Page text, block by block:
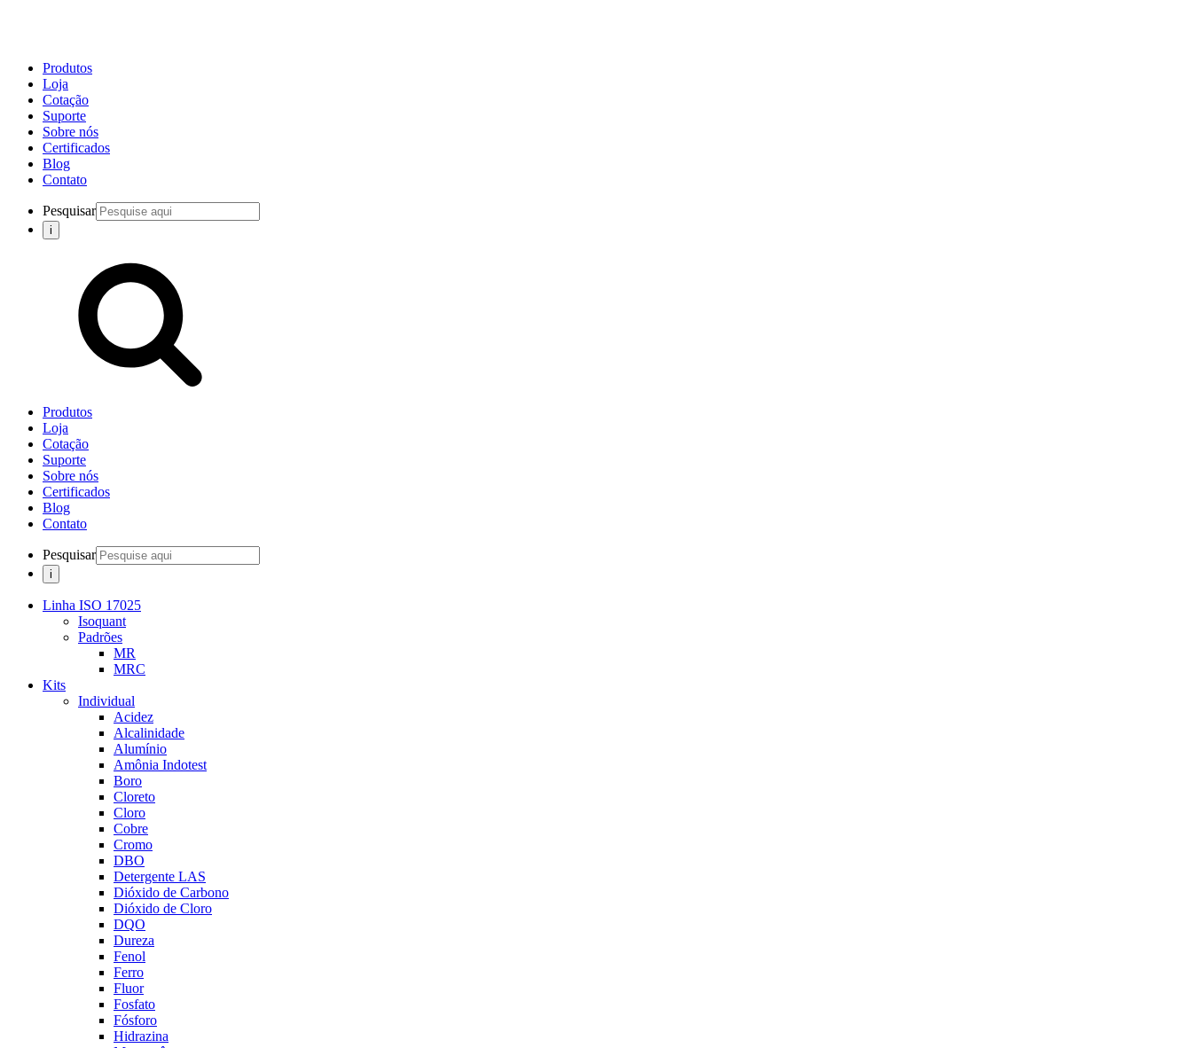
Produtos
Loja
Cotação
Suporte
Sobre nós
Certificados
Blog
Contato
Pesquisar
Produtos
Loja
Cotação
Suporte
Sobre nós
Certificados
Blog
Contato
Pesquisar
Linha ISO 17025
Isoquant
Padrões
MR
MRC
Kits
Individual
Acidez
Alcalinidade
Alumínio
Amônia Indotest
Boro
Cloreto
Cloro
Cobre
Cromo
DBO
Detergente LAS
Dióxido de Carbono
Dióxido de Cloro
DQO
Dureza
Fenol
Ferro
Fluor
Fosfato
Fósforo
Hidrazina